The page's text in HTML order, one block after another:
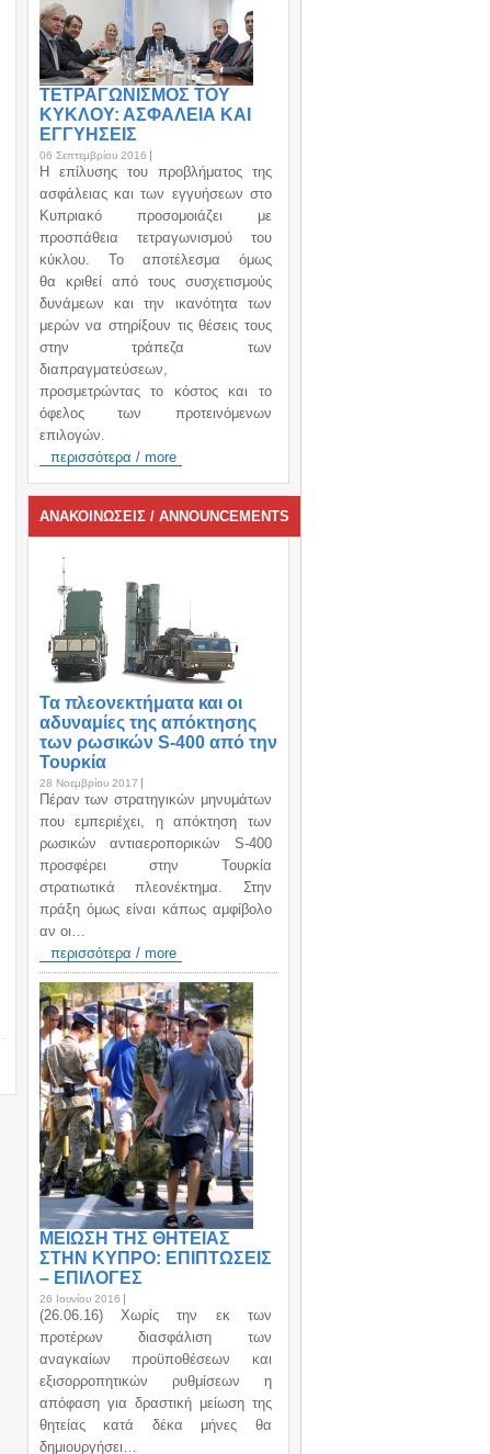
ΤΕΤΡΑΓΩΝΙΣΜΟΣ ΤΟΥ
ΚΥΚΛΟΥ: ΑΣΦΑΛΕΙΑ ΚΑΙ
ΕΓΓΥΗΣΕΙΣ
06 Σεπτεμβρίου 2016
H επίλυσης του προβλήματος της
ασφάλειας και των εγγυήσεων στο
Κυπριακό προσομοιάζει με
προσπάθεια τετραγωνισμού του
κύκλου. Το αποτέλεσμα όμως
θα κριθεί από τους συσχετισμούς
δυνάμεων και την ικανότητα των
μερών να στηρίξουν τις θέσεις τους
στην τράπεζα των
διαπραγματεύσεων,
προσμετρώντας το κόστος και το
όφελος των προτεινόμενων
επιλογών.
περισσότερα / more
ΑΝΑΚΟΙΝΩΣΕΙΣ / ANNOUNCEMENTS
Τα πλεονεκτήματα και οι
αδυναμίες της απόκτησης
των ρωσικών S-400 από την
Τουρκία
28 Νοεμβρίου 2017
Πέραν των στρατηγικών μηνυμάτων
που εμπεριέχει, η απόκτηση των
ρωσικών αντιαεροπορικών S-400
προσφέρει στην Τουρκία
στρατιωτικά πλεονέκτημα. Στην
πράξη όμως είναι κάπως αμφίβολο
αν οι…
περισσότερα / more
ΜΕΙΩΣΗ ΤΗΣ ΘΗΤΕΙΑΣ
ΣΤΗΝ ΚΥΠΡΟ: ΕΠΙΠΤΩΣΕΙΣ
– ΕΠΙΛΟΓΕΣ
26 Ιουνίου 2016
(26.06.16) Χωρίς την εκ των
προτέρων διασφάλιση των
αναγκαίων προϋποθέσεων και
εξισορροπητικών ρυθμίσεων η
απόφαση για δραστική μείωση της
θητείας κατά δέκα μήνες θα
δημιουργήσει…